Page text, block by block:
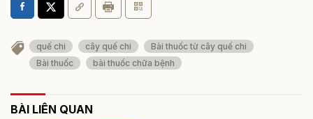
quế chi cây quế chi
Bài thuốc từ cây quế chi
Bài thuốc
bài thuốc chữa bệnh
BÀI LIÊN QUAN